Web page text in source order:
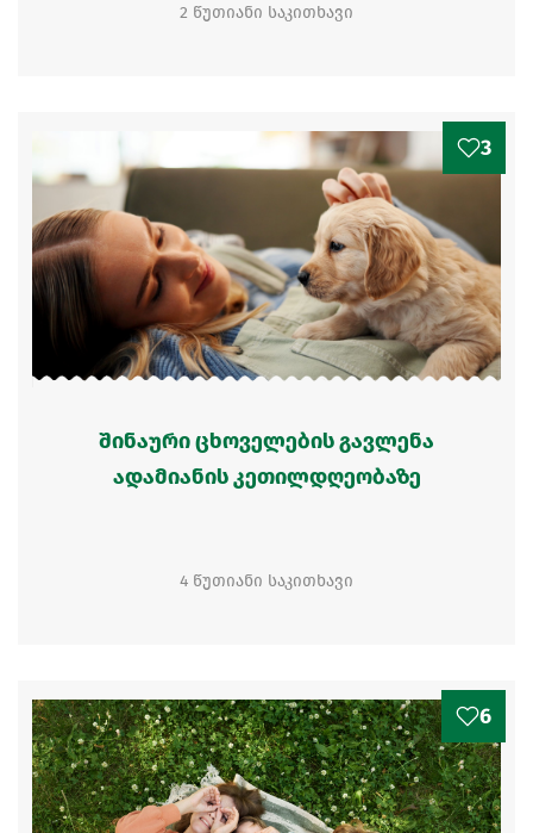
2 წუთიანი საკითხავი
3
შინაური ცხოველების გავლენა
ადამიანის კეთილდღეობაზე
4 წუთიანი საკითხავი
6